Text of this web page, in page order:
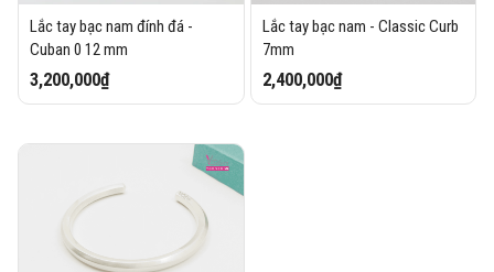
Lắc tay bạc nam đính đá -
Cuban 0 12 mm
3,200,000₫
Lắc tay bạc nam - Classic Curb
7mm
2,400,000₫